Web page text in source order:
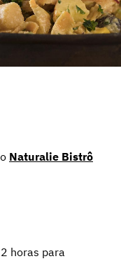
Naturalie Bistrô
horas para